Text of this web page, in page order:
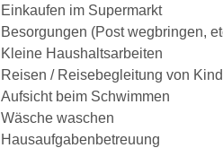
Einkaufen im Supermarkt
Besorgungen (Post wegbringen,
Kleine Haushaltsarbeiten
Reisen / Reisebegleitung von
Aufsicht beim Schwimmen
Wäsche waschen
Hausaufgabenbetreuung